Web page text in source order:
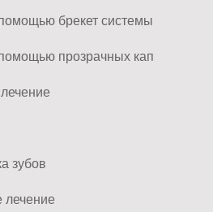
брекет системы
прозрачных кап
зубов
лечение